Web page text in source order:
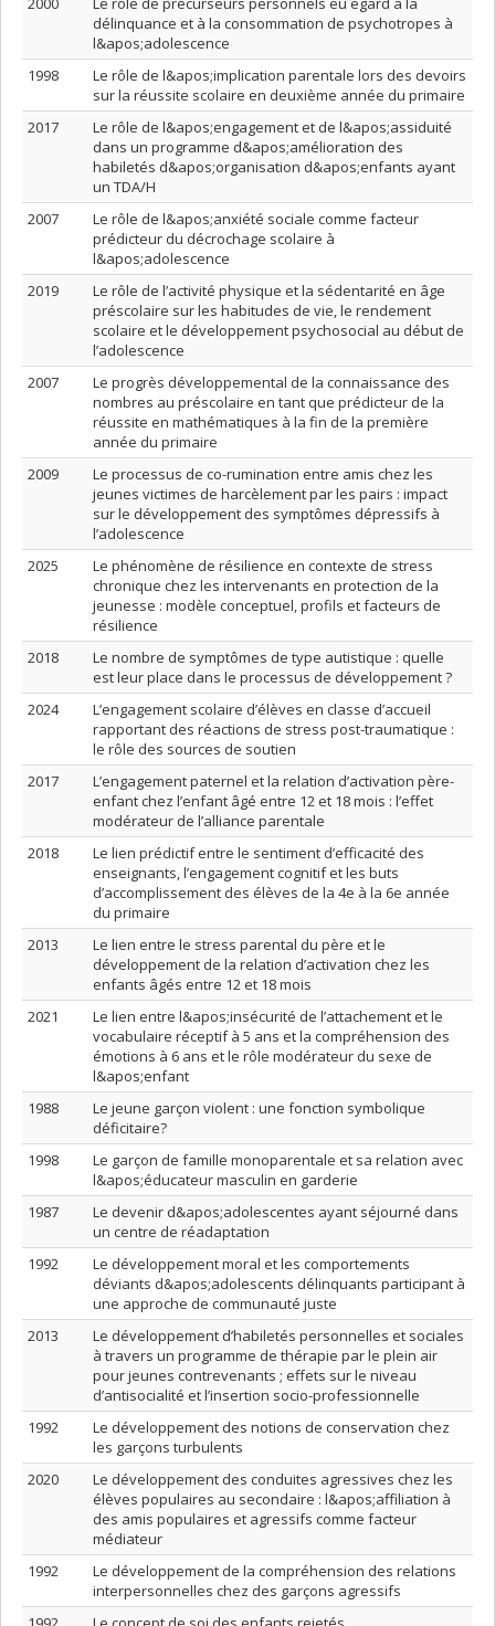
délinquance et à la consommation de psychotropes à
l&apos;adolescence
1998
Le rôle de l&apos;implication parentale lors des devoirs
sur la réussite scolaire en deuxième année du primaire
2017
Le rôle de l&apos;engagement et de l&apos;assiduité
dans un programme d&apos;amélioration des
habiletés d&apos;organisation d&apos;enfants ayant
un TDA/H
2007
Le rôle de l&apos;anxiété sociale comme facteur
prédicteur du décrochage scolaire à
l&apos;adolescence
2019
Le rôle de l’activité physique et la sédentarité en âge
préscolaire sur les habitudes de vie, le rendement
scolaire et le développement psychosocial au début de
l’adolescence
2007
Le progrès développemental de la connaissance des
nombres au préscolaire en tant que prédicteur de la
réussite en mathématiques à la fin de la première
année du primaire
2009
Le processus de co-rumination entre amis chez les
jeunes victimes de harcèlement par les pairs : impact
sur le développement des symptômes dépressifs à
l’adolescence
2025
Le phénomène de résilience en contexte de stress
chronique chez les intervenants en protection de la
jeunesse : modèle conceptuel, profils et facteurs de
résilience
2018
Le nombre de symptômes de type autistique : quelle
est leur place dans le processus de développement ?
2024
L’engagement scolaire d’élèves en classe d’accueil
rapportant des réactions de stress post-traumatique :
le rôle des sources de soutien
2017
L’engagement paternel et la relation d’activation père-
enfant chez l’enfant âgé entre 12 et 18 mois : l’effet
modérateur de l’alliance parentale
2018
Le lien prédictif entre le sentiment d’efficacité des
enseignants, l’engagement cognitif et les buts
d’accomplissement des élèves de la 4e à la 6e année
du primaire
2013
Le lien entre le stress parental du père et le
développement de la relation d’activation chez les
enfants âgés entre 12 et 18 mois
2021
Le lien entre l&apos;insécurité de l’attachement et le
vocabulaire réceptif à 5 ans et la compréhension des
émotions à 6 ans et le rôle modérateur du sexe de
l&apos;enfant
1988
Le jeune garçon violent : une fonction symbolique
déficitaire?
1998
Le garçon de famille monoparentale et sa relation avec
l&apos;éducateur masculin en garderie
1987
Le devenir d&apos;adolescentes ayant séjourné dans
un centre de réadaptation
1992
Le développement moral et les comportements
déviants d&apos;adolescents délinquants participant à
une approche de communauté juste
2013
Le développement d’habiletés personnelles et sociales
à travers un programme de thérapie par le plein air
pour jeunes contrevenants ; effets sur le niveau
d’antisocialité et l’insertion socio-professionnelle
1992
Le développement des notions de conservation chez
les garçons turbulents
2020
Le développement des conduites agressives chez les
élèves populaires au secondaire : l&apos;affiliation à
des amis populaires et agressifs comme facteur
médiateur
1992
Le développement de la compréhension des relations
interpersonnelles chez des garçons agressifs